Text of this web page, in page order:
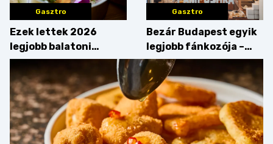
Gasztro
Ezek lettek 2026
legjobb balatoni
strandételei –
végigkóstoltuk a
győzteseket
Gasztro
Bezár Budapest egyik
legjobb fánkozója –
búcsúzik a Pampushka